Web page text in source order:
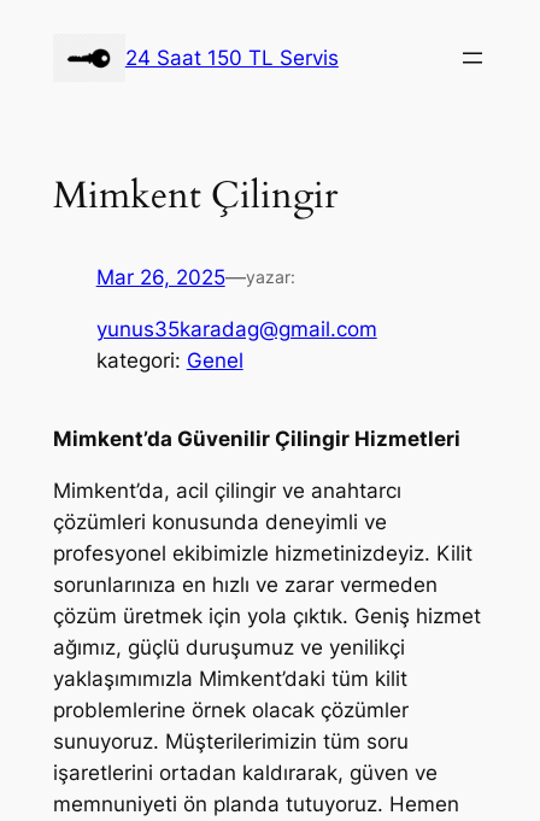
24 Saat 150 TL Servis
Mimkent Çilingir
Mar 26, 2025—yazar:
yunus35karadag@gmail.com
kategori: Genel
Mimkent’da Güvenilir Çilingir Hizmetleri
Mimkent’da, acil çilingir ve anahtarcı
çözümleri konusunda deneyimli ve
profesyonel ekibimizle hizmetinizdeyiz. Kilit
sorunlarınıza en hızlı ve zarar vermeden
çözüm üretmek için yola çıktık. Geniş hizmet
ağımız, güçlü duruşumuz ve yenilikçi
yaklaşımımızla Mimkent’daki tüm kilit
problemlerine örnek olacak çözümler
sunuyoruz. Müşterilerimizin tüm soru
işaretlerini ortadan kaldırarak, güven ve
memnuniyeti ön planda tutuyoruz. Hemen